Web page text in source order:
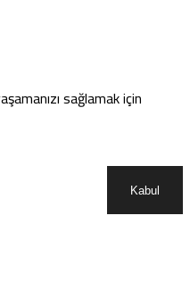
sağlamak için
Kabul